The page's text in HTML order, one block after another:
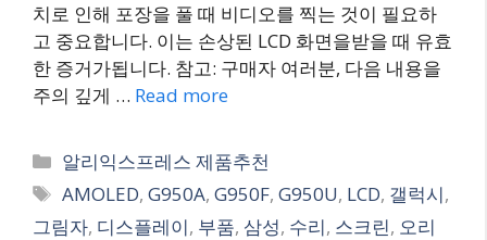
치로 인해 포장을 풀 때 비디오를 찍는 것이 필요하
고 중요합니다. 이는 손상된 LCD 화면을받을 때 유효
한 증거가됩니다. 참고: 구매자 여러분, 다음 내용을
주의 깊게 … Read more
Categories
알리익스프레스 제품추천
Tags
AMOLED,G950A,G950F,G950U, LCD, 갤럭시,
그림자, 디스플레이, 부품, 삼성, 수리, 스크린, 오리